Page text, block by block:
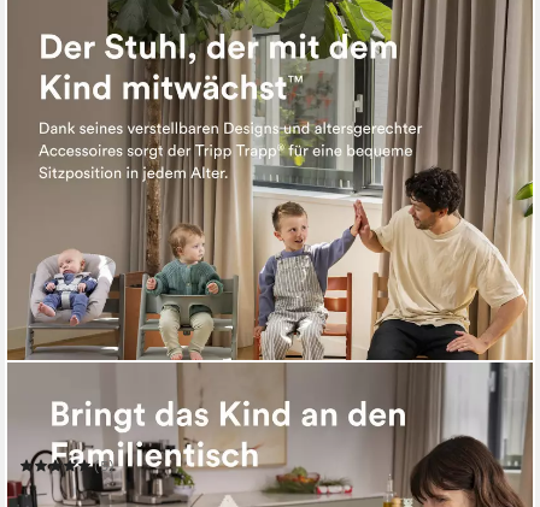
Hochstuhl TRIPP TRAPP Kinderhochstuhl, verstellbarer und
mitwachsender Hochstuhl
(5)
229,00 €